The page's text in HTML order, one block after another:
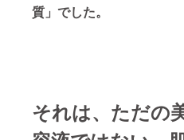
質」でした。
それは、ただの